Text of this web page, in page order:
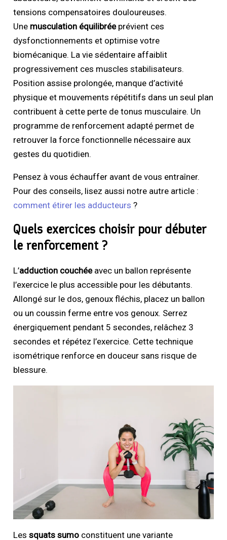
tensions compensatoires douloureuses.
Une musculation équilibréeprévient ces
dysfonctionnements et optimise votre
biomécanique. La vie sédentaire affaiblit
progressivement ces muscles stabilisateurs.
Position assise prolongée, manque d’activité
physique et mouvements répétitifs dans un seul plan
contribuent à cette perte de tonus musculaire. Un
programme de renforcement adapté permet de
retrouver la force fonctionnelle nécessaire aux
gestes du quotidien.
Pensez à vous échauffer avant de vous entraîner.
Pour des conseils, lisez aussi notre autre article :
comment étirer les adducteurs?
Quels exercices choisir pour débuter
le renforcement ?
L’adduction couchéeavec un ballon représente
l’exercice le plus accessible pour les débutants.
Allongé sur le dos, genoux fléchis, placez un ballon
ou un coussin ferme entre vos genoux. Serrez
énergiquement pendant 5 secondes, relâchez 3
secondes et répétez l’exercice. Cette technique
isométrique renforce en douceur sans risque de
blessure.
Lessquats sumo constituent une variante